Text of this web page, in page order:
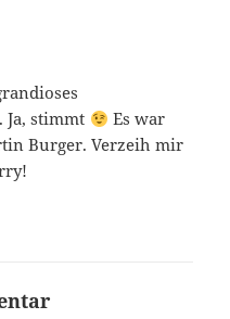
Ja, stimmt
Es war
Burger. Verzeih mir